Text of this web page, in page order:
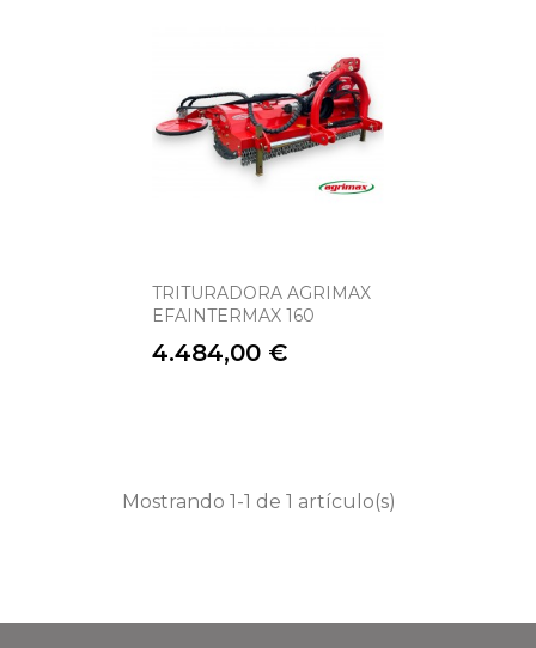
TRITURADORA AGRIMAX
EFAINTERMAX 160
Precio
4.484,00 €
Mostrando 1-1 de 1 artículo(s)